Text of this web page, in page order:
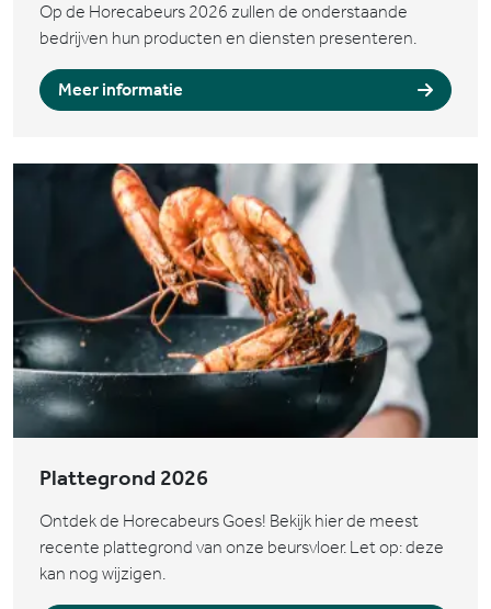
Op de Horecabeurs 2026 zullen de onderstaande
bedrijven hun producten en diensten presenteren.
Meer informatie
Plattegrond 2026
Ontdek de Horecabeurs Goes! Bekijk hier de meest
recente plattegrond van onze beursvloer. Let op: deze
kan nog wijzigen.